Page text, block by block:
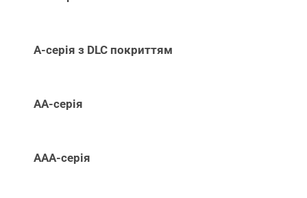
А-серія з DLC покриттям
АА-серія
ААА-серія